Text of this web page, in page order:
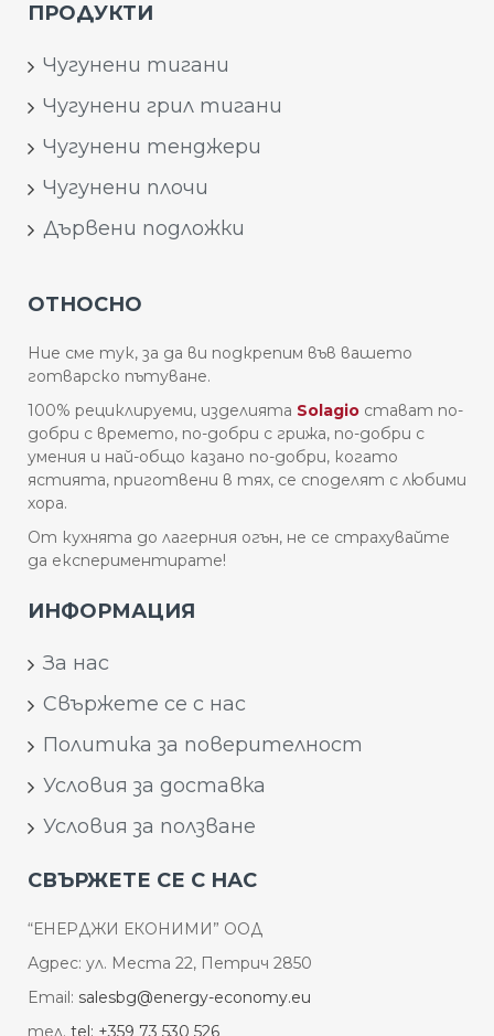
ПРОДУКТИ
Чугунени тигани
Чугунени грил тигани
Чугунени тенджери
Чугунени плочи
Дървени подложки
ОТНОСНО
Ние сме тук, за да ви подкрепим във вашето
готварско пътуване.
100% рециклируеми, изделията Solagio стават по-
добри с времето, по-добри с грижа, по-добри с
умения и най-общо казано по-добри, когато
ястията, приготвени в тях, се споделят с любими
хора.
От кухнята до лагерния огън, не се страхувайте
да експериментирате!
ИНФОРМАЦИЯ
За нас
Свържете се с нас
Политика за поверителност
Условия за доставка
Условия за ползване
СВЪРЖЕТЕ СЕ С НАС
“ЕНЕРДЖИ ЕКОНИМИ” ООД
Адрес: ул. Места 22, Петрич 2850
Email: salesbg@energy-economy.eu
тел. tel: +359 73 530 526